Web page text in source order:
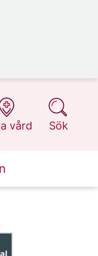
vård
Sök
på 1177.se